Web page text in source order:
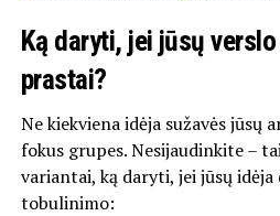
Ką daryti, jei jūsų
prastai?
Ne kiekviena idėja sužavės jūsų
fokus grupes. Nesijaudinkite –
variantai, ką daryti, jei jūsų idėja
tobulinimo: